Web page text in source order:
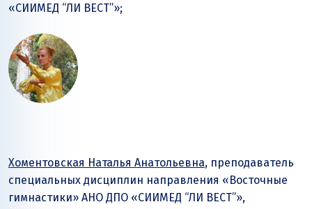
«СИИМЕД “ЛИ ВЕСТ”»;
Хоментовская Наталья Анатольевна, преподаватель
специальных дисциплин направления «Восточные
гимнастики» АНО ДПО «СИИМЕД “ЛИ ВЕСТ”»,